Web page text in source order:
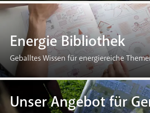
Energie Bibliothek
Geballtes Wissen für energiereiche
Unser Angebot für